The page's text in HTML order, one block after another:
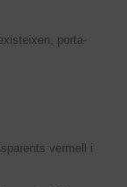
porta-
vermell i